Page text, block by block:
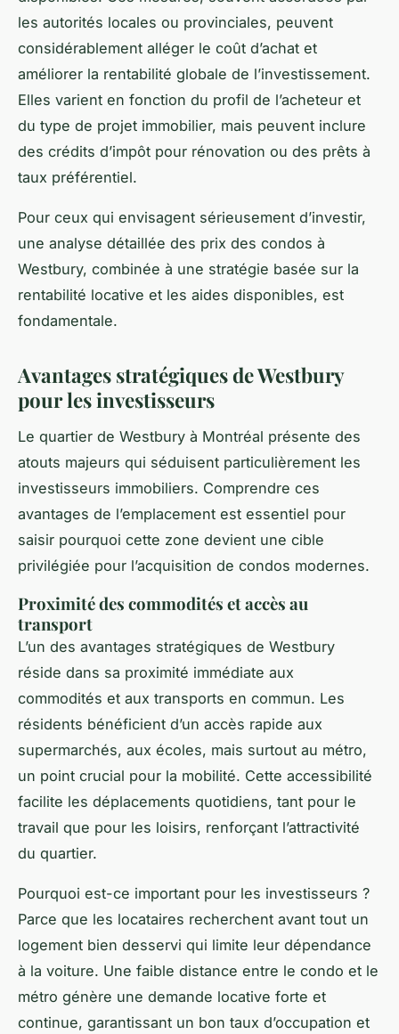
les autorités locales ou provinciales, peuvent
considérablement alléger le coût d’achat et
améliorer la rentabilité globale de l’investissement.
Elles varient en fonction du profil de l’acheteur et
du type de projet immobilier, mais peuvent inclure
des crédits d’impôt pour rénovation ou des prêts à
taux préférentiel.
Pour ceux qui envisagent sérieusement d’investir,
une analyse détaillée des prix des condos à
Westbury, combinée à une stratégie basée sur la
rentabilité locative et les aides disponibles, est
fondamentale.
Avantages stratégiques de Westbury
pour les investisseurs
Le quartier de Westbury à Montréal présente des
atouts majeurs qui séduisent particulièrement les
investisseurs immobiliers. Comprendre ces
avantages de l’emplacement est essentiel pour
saisir pourquoi cette zone devient une cible
privilégiée pour l’acquisition de condos modernes.
Proximité des commodités et accès au
transport
L’un des avantages stratégiques de Westbury
réside dans sa proximité immédiate aux
commodités et aux transports en commun. Les
résidents bénéficient d’un accès rapide aux
supermarchés, aux écoles, mais surtout au métro,
un point crucial pour la mobilité. Cette accessibilité
facilite les déplacements quotidiens, tant pour le
travail que pour les loisirs, renforçant l’attractivité
du quartier.
Pourquoi est-ce important pour les investisseurs ?
Parce que les locataires recherchent avant tout un
logement bien desservi qui limite leur dépendance
à la voiture. Une faible distance entre le condo et le
métro génère une demande locative forte et
continue, garantissant un bon taux d’occupation et